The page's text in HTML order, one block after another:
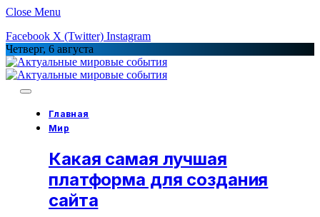
Close Menu
Facebook X (Twitter) Instagram
Четверг, 6 августа
Главная
Мир
Какая самая лучшая
платформа для создания
сайта